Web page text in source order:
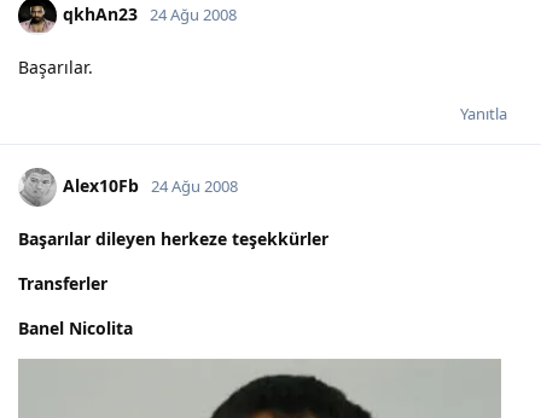
qkhAn23 24 Ağu 2008
Başarılar.
Yanıtla
Alex10Fb 24 Ağu 2008
Başarılar dileyen herkeze teşekkürler
Transferler
Banel Nicolita